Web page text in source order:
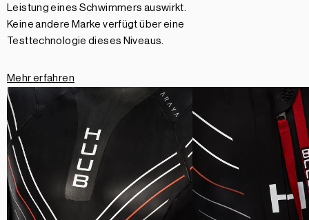
Leistung eines Schwimmers auswirkt.
Keine andere Marke verfügt über eine
Testtechnologie dieses Niveaus.
Mehr erfahren